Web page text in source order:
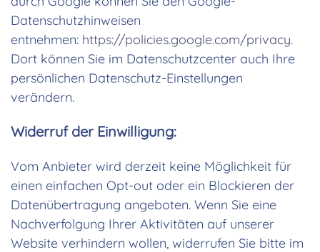
Datenschutzhinweisen
entnehmen: https://policies.google.com/privacy.
Dort können Sie im Datenschutzcenter auch Ihre
persönlichen Datenschutz-Einstellungen
verändern.
Widerruf der Einwilligung:
Vom Anbieter wird derzeit keine Möglichkeit für
einen einfachen Opt-out oder ein Blockieren der
Datenübertragung angeboten. Wenn Sie eine
Nachverfolgung Ihrer Aktivitäten auf unserer
Website verhindern wollen, widerrufen Sie bitte im